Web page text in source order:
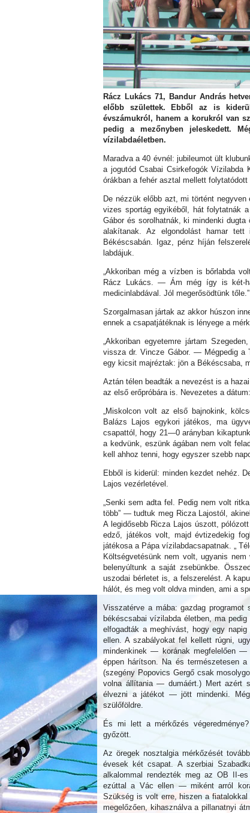
Rácz Lukács 71, Bandur András
előbb születtek. Ebből az is
évszámukról, hanem a korukról van
pedig a mezőnyben jeleskedett.
vízilabdaéletben.
Maradva a 40 évnél: jubileumot ült
a jogutód Csabai Csirkefogók Vízilabda
órákban a fehér asztal mellett
De nézzük előbb azt, mi történt
vizes sportág egyikéből, hát folytatnák
Gábor és sorolhatnák, ki mindenki
alakítanak. Az elgondolást hamar
Békéscsabán. Igaz, pénz híján
labdájuk.
„Akkoriban még a vízben is bőrlabda
Rácz Lukács. — Ám még így is két-
medicinlabdával. Jól megerősödtünk tőle.”
Szorgalmasan jártak az akkor húszon
ennek a csapatjátéknak is lényege a
„Akkoriban egyetemre jártam
vissza dr. Vincze Gábor. — Mégpedig a
egy kicsit majréztak: jön a Békéscsaba,
Aztán télen beadták a nevezést is a
az első erőpróbára is. Nevezetes a
„Miskolcon volt az első bajnokink,
Balázs Lajos egykori játékos, ma
csapattól, hogy 21—0 arányban
a kedvünk, eszünk ágában nem volt
kell ahhoz tenni, hogy egyszer szebb
Ebből is kiderül: minden kezdet nehéz.
Lajos vezérletével.
„Senki sem adta fel. Pedig nem volt
több” — tudtuk meg Ricza Lajostól,
A legidősebb Ricza Lajos úszott, pólózott
edző, játékos volt, majd évtizedekig
játékosa a Pápa vízilabdacsapatnak. „
Költségvetésünk nem volt, ugyanis
belenyúltunk a saját zsebünkbe.
uszodai bérletet is, a felszerelést. A
hálót, és meg volt oldva minden, ami a
Visszatérve a mába: gazdag
békéscsabai vízilabda életben, ma
elfogadták a meghívást, hogy egy
ellen. A szabályokat fel kellett rúgni,
mindenkinek — korának megfelelően
éppen hárítson. Na és természetesen
(szegény Popovics Gergő csak
volna állítania — dumáért.) Mert azért
élvezni a játékot — jött mindenki.
szülőföldre.
És mi lett a mérkőzés
győzött.
Az öregek nosztalgia mérkőzését
évesek két csapat. A szerbiai
alkalommal rendezték meg az OB II-
ezúttal a Vác ellen — miként arról
Szükség is volt erre, hiszen a
megelőzően, kihasználva a pillanatnyi